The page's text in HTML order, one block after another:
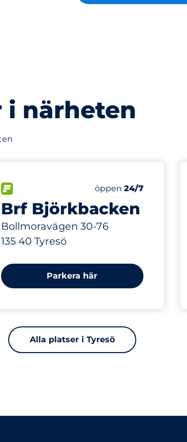
i närheten
Brf Björkbacken
Bollmoravägen 30-76
135 40 Tyresö
Antal parkeringsplatser:
Totalt antal platser
Lördag
öppen24/7
521 m
Parkera här
Alla platser i Tyresö